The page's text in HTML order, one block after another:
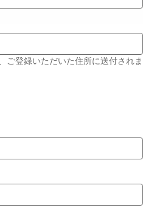
ご登録いただいた住所に送付されま